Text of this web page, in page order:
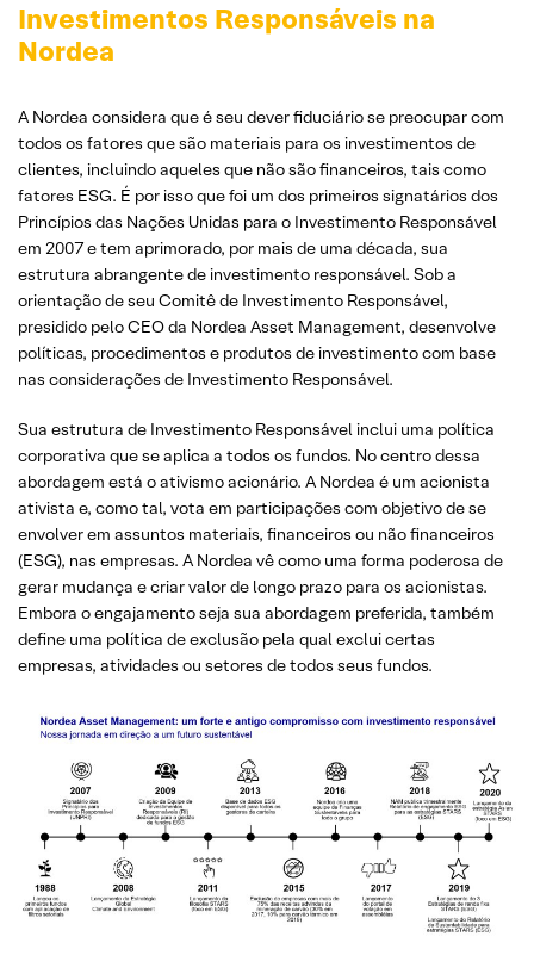
Investimentos Responsáveis na
Nordea
A Nordea considera que é seu dever fiduciário se preocupar com
todos os fatores que são materiais para os investimentos de
clientes, incluindo aqueles que não são financeiros, tais como
fatores ESG. É por isso que foi um dos primeiros signatários dos
Princípios das Nações Unidas para o Investimento Responsável
em 2007 e tem aprimorado, por mais de uma década, sua
estrutura abrangente de investimento responsável. Sob a
orientação de seu Comitê de Investimento Responsável,
presidido pelo CEO da Nordea Asset Management, desenvolve
políticas, procedimentos e produtos de investimento com base
nas considerações de Investimento Responsável.
Sua estrutura de Investimento Responsável inclui uma política
corporativa que se aplica a todos os fundos. No centro dessa
abordagem está o ativismo acionário. A Nordea é um acionista
ativista e, como tal, vota em participações com objetivo de se
envolver em assuntos materiais, financeiros ou não financeiros
(ESG), nas empresas. A Nordea vê como uma forma poderosa de
gerar mudança e criar valor de longo prazo para os acionistas.
Embora o engajamento seja sua abordagem preferida, também
define uma política de exclusão pela qual exclui certas
empresas, atividades ou setores de todos seus fundos.